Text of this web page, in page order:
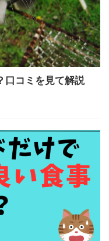
口コミを見て解説